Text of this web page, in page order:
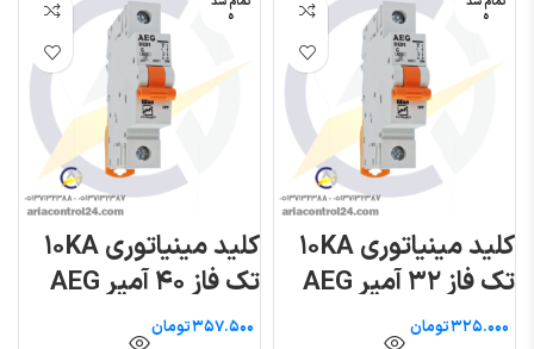
ه
کلید مینیاتوری ۱۰KA
تک فاز ۳۲ آمپر AEG
تومان
ه
کلید مینیاتوری ۱۰KA
تک فاز ۴۰ آمپر AEG
تومان